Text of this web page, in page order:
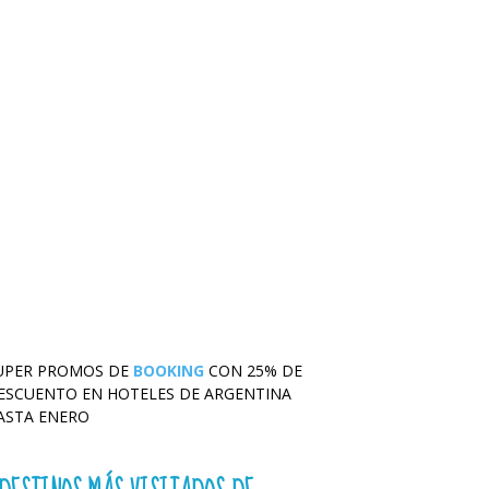
PROMOS DE BOOKING CON 25% DE
EN HOTELES DE ARGENTINA
ENERO